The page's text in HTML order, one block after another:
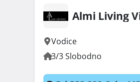
Almi Living
Vodice
3/3 Slobodno